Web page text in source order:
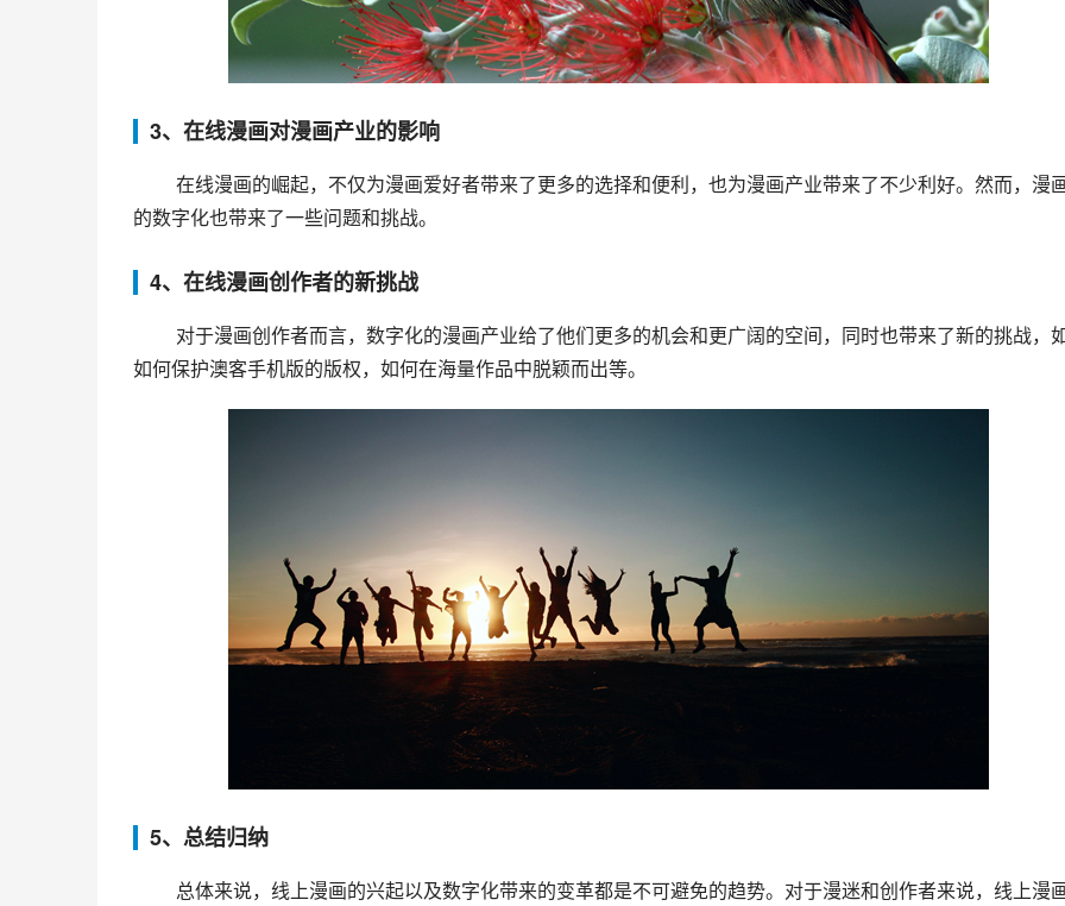
3、在线漫画对漫画产业的影响
的数字化也带来了一些问题和挑战。
4、在线漫画创作者的新挑战
如何保护澳客手机版的版权，如何在海量作品中脱颖而出等。
5、总结归纳